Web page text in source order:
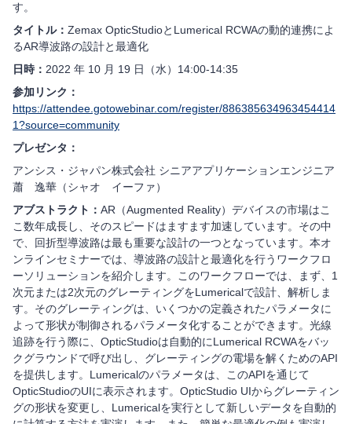
す。
タイトル： Zemax OpticStudioとLumerical RCWAの動的連携によ
るAR導波路の設計と最適化
日時： 2022 年 10 月 19 日（水）14:00-14:35
参加リンク：
https://attendee.gotowebinar.com/register/886385634963454414
1?source=community
プレゼンタ：
アンシス・ジャパン株式会社 シニアアプリケーションエンジニア
蕭 逸華（シャオ イーファ）
アブストラクト： AR（Augmented Reality）デバイスの市場はこ
こ数年成長し、そのスピードはますます加速しています。その中
で、回折型導波路は最も重要な設計の一つとなっています。本オ
ンラインセミナーでは、導波路の設計と最適化を行うワークフロ
ーソリューションを紹介します。このワークフローでは、まず、1
次元または2次元のグレーティングをLumericalで設計、解析しま
す。そのグレーティングは、いくつかの定義されたパラメータに
よって形状が制御されるパラメータ化することができます。光線
追跡を行う際に、OpticStudioは自動的にLumerical RCWAをバッ
クグラウンドで呼び出し、グレーティングの電場を解くためのAPI
を提供します。Lumericalのパラメータは、このAPIを通じて
OpticStudioのUIに表示されます。OpticStudio UIからグレーティン
グの形状を変更し、Lumericalを実行として新しいデータを自動的